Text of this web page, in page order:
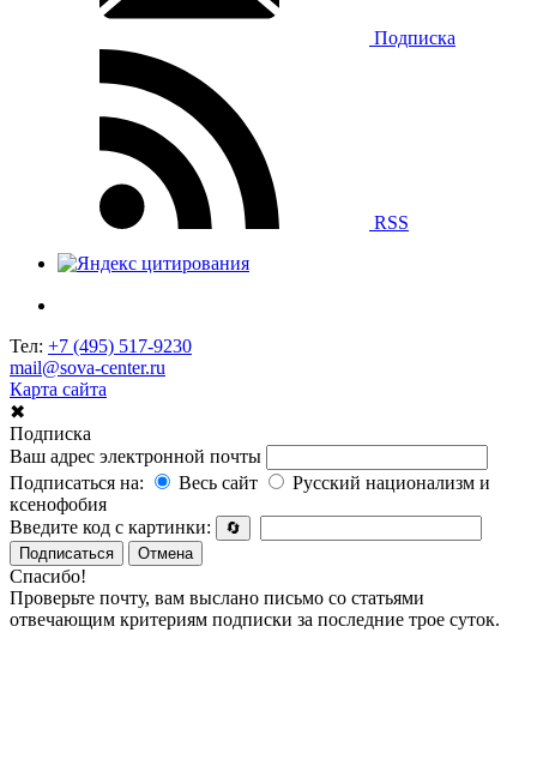
Подписка
RSS
Тел: +7 (495) 517-9230
mail@sova-center.ru
Карта сайта
✖
Подписка
Ваш адрес электронной почты
Подписаться на:
Весь сайт
Русский национализм и
ксенофобия
Введите код с картинки:
🔄
Подписаться
Отмена
Спасибо!
Проверьте почту, вам выслано письмо со статьями
отвечающим критериям подписки за последние трое суток.